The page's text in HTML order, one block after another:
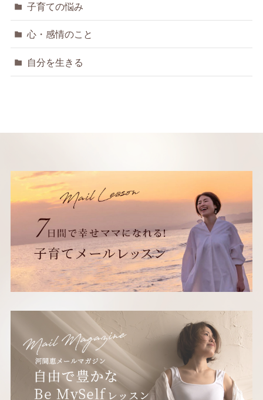
子育ての悩み
心・感情のこと
自分を生きる